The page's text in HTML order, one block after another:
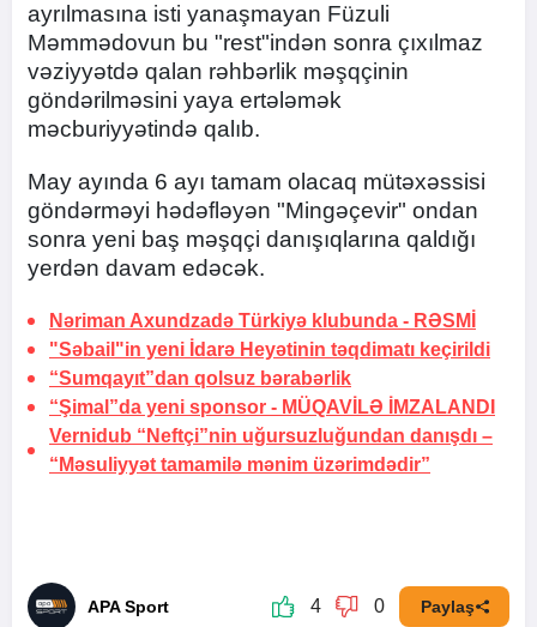
ayrılmasına isti yanaşmayan Füzuli
Məmmədovun bu "rest"indən sonra çıxılmaz
vəziyyətdə qalan rəhbərlik məşqçinin
göndərilməsini yaya ertələmək
məcburiyyətində qalıb.
May ayında 6 ayı tamam olacaq mütəxəssisi
göndərməyi hədəfləyən "Mingəçevir" ondan
sonra yeni baş məşqçi danışıqlarına qaldığı
yerdən davam edəcək.
Nəriman Axundzadə Türkiyə klubunda - RƏSMİ
"Səbail"in yeni İdarə Heyətinin təqdimatı keçirildi
“Sumqayıt”dan qolsuz bərabərlik
“Şimal”da yeni sponsor - MÜQAVİLƏ İMZALANDI
Vernidub “Neftçi”nin uğursuzluğundan danışdı –
“Məsuliyyət tamamilə mənim üzərimdədir”
APA Sport 4 0 Paylaş